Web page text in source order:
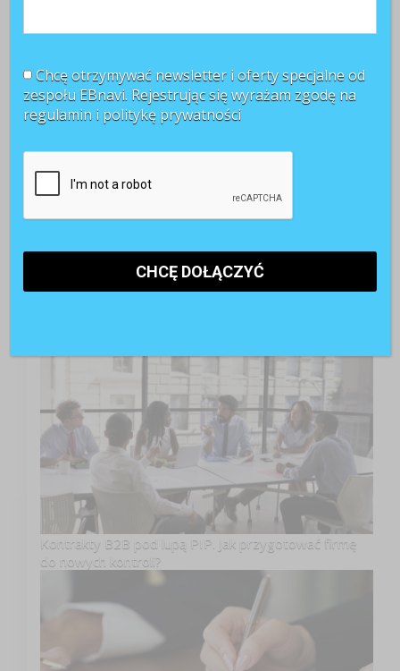
TOP 3 miesiąca
Kontrakty B2B pod lupą PIP. Jak przygotować firmę
do nowych kontroli?
Chcę otrzymywać newsletter i oferty specjalne od
zespołu EBnavi. Rejestrując się wyrażam zgodę na
regulamin i politykę prywatności